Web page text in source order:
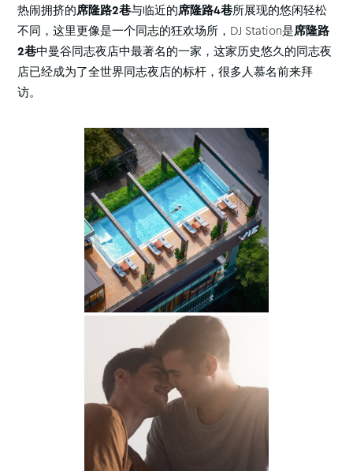
热闹拥挤的席隆路2巷与临近的席隆路4巷所展现的悠闲轻松
不同，这里更像是一个同志的狂欢场所，DJ Station是席隆路
2巷中曼谷同志夜店中最著名的一家，这家历史悠久的同志夜
店已经成为了全世界同志夜店的标杆，很多人慕名前来拜
访。